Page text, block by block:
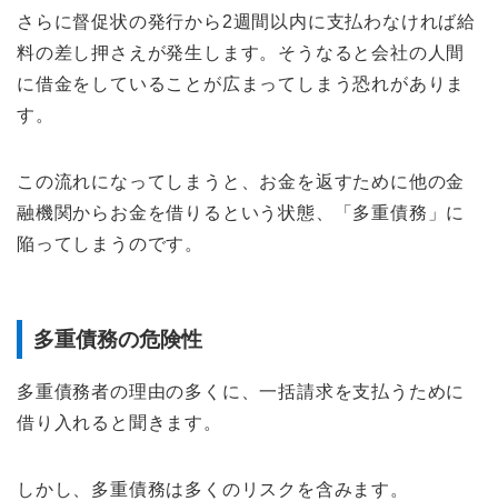
さらに督促状の発行から2週間以内に支払わなければ給
料の差し押さえが発生します。そうなると会社の人間
に借金をしていることが広まってしまう恐れがありま
す。
この流れになってしまうと、お金を返すために他の金
融機関からお金を借りるという状態、「多重債務」に
陥ってしまうのです。
多重債務の危険性
多重債務者の理由の多くに、一括請求を支払うために
借り入れると聞きます。
しかし、多重債務は多くのリスクを含みます。